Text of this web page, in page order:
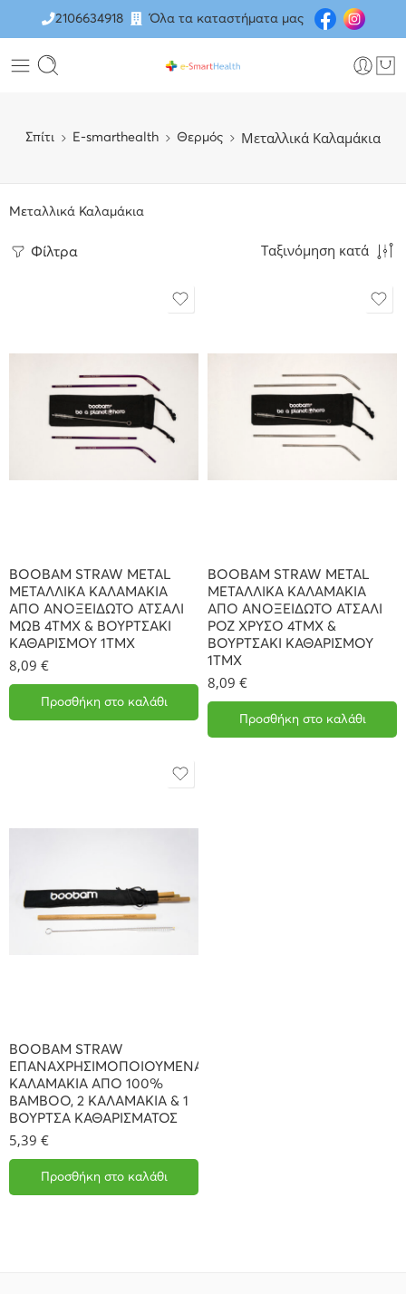
2106634918 Όλα τα καταστήματα μας
Σπίτι E-smarthealth Θερμός Μεταλλικά Καλαμάκια
Μεταλλικά Καλαμάκια
Φίλτρα Ταξινόμηση κατά
BOOBAM STRAW METAL
ΜΕΤΑΛΛΙΚΑ ΚΑΛΑΜΑΚΙΑ
ΑΠΟ ΑΝΟΞΕΙΔΩΤΟ ΑΤΣΑΛΙ
ΜΩΒ 4ΤΜΧ & ΒΟΥΡΤΣΑΚΙ
ΚΑΘΑΡΙΣΜΟΥ 1ΤΜΧ
8,09 €
Προσθήκη στο καλάθι
BOOBAM STRAW METAL
ΜΕΤΑΛΛΙΚΑ ΚΑΛΑΜΑΚΙΑ
ΑΠΟ ΑΝΟΞΕΙΔΩΤΟ ΑΤΣΑΛΙ
ΡΟΖ ΧΡΥΣΟ 4ΤΜΧ &
ΒΟΥΡΤΣΑΚΙ ΚΑΘΑΡΙΣΜΟΥ
1ΤΜΧ
8,09 €
Προσθήκη στο καλάθι
BOOBAM STRAW
ΕΠΑΝΑΧΡΗΣΙΜΟΠΟΙΟΥΜΕΝΑ
ΚΑΛΑΜΑΚΙΑ ΑΠΟ 100%
BAMBOO, 2 ΚΑΛΑΜΑΚΙΑ & 1
ΒΟΥΡΤΣΑ ΚΑΘΑΡΙΣΜΑΤΟΣ
5,39 €
Προσθήκη στο καλάθι